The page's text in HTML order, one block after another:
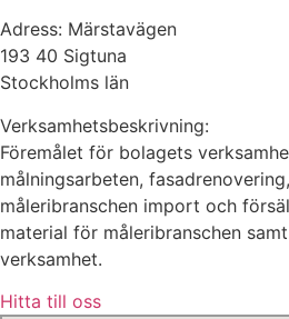
Adress: Märstavägen
193 40 Sigtuna
Stockholms län
Verksamhetsbeskrivning:
Föremålet för bolagets
målningsarbeten,
måleribranschen import och
material för måleribranschen
verksamhet.
Hitta till oss